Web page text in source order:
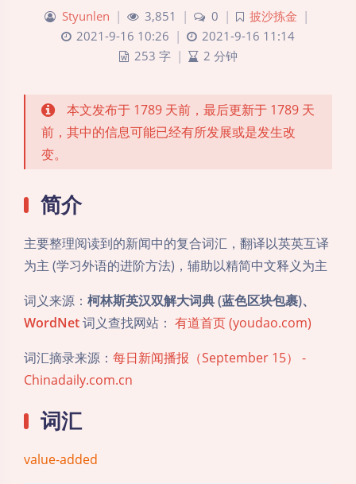
Styunlen | 3,851 | 0 | 披沙拣金 |
2021-9-16 10:26 |
2021-9-16 11:14
253 字 | 2 分钟
本文发布于 1789 天前，最后更新于 1789 天
前，其中的信息可能已经有所发展或是发生改
变。
简介
主要整理阅读到的新闻中的复合词汇，翻译以英英互译
为主 (学习外语的进阶方法)，辅助以精简中文释义为主
词义来源： 柯林斯英汉双解大词典 (蓝色区块包裹)、
WordNet词义查找网站： 有道首页 (youdao.com)
词汇摘录来源： 每日新闻播报（September 15） -
Chinadaily.com.cn
词汇
value-added